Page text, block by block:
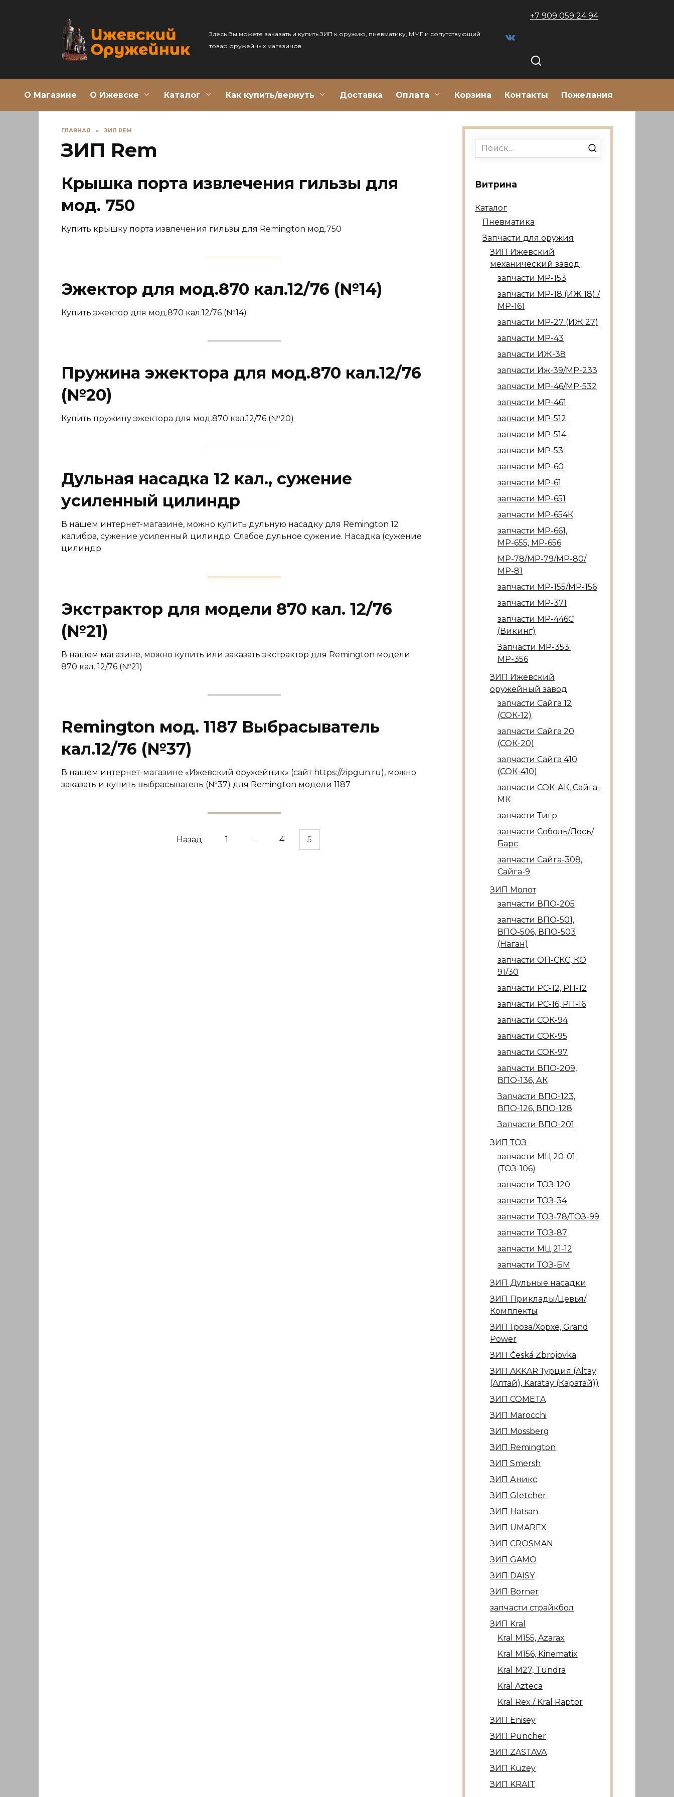
Здесь Вы можете заказать и купить ЗИП к оружию, пневматику, ММГ и сопутствующий
товар оружейных магазинов
+7 909 059 24 94
О Магазине О Ижевске Каталог Как купить/вернуть Доставка Оплата Корзина Контакты Пожелания
ГЛАВНАЯ » ЗИП REM
ЗИП Rem
Крышка порта извлечения гильзы для
мод. 750
Купить крышку порта извлечения гильзы для Remington мод.750
Эжектор для мод.870 кал.12/76 (№14)
Купить эжектор для мод.870 кал.12/76 (№14)
Пружина эжектора для мод.870 кал.12/76
(№20)
Купить пружину эжектора для мод.870 кал.12/76 (№20)
Дульная насадка 12 кал., сужение
усиленный цилиндр
В нашем интернет-магазине, можно купить дульную насадку для Remington 12
калибра, сужение усиленный цилиндр. Слабое дульное сужение. Насадка (сужение
цилиндр
Экстрактор для модели 870 кал. 12/76
(№21)
В нашем магазине, можно купить или заказать экстрактор для Remington модели
870 кал. 12/76 (№21)
Remington мод. 1187 Выбрасыватель
кал.12/76 (№37)
В нашем интернет-магазине «Ижевский оружейник» (сайт https://zipgun.ru), можно
заказать и купить выбрасыватель (№37) для Remington модели 1187
Назад 1 … 4 5
Search
for:
Витрина
Каталог
Пневматика
Запчасти для оружия
ЗИП Ижевский
механический завод
запчасти МР-153
запчасти МР-18 (ИЖ 18) /
МР-161
запчасти МР-27 (ИЖ 27)
запчасти МР-43
запчасти ИЖ-38
запчасти Иж-39/МР-233
запчасти МР-46/МР-532
запчасти МР-461
запчасти МР-512
запчасти МР-514
запчасти МР-53
запчасти МР-60
запчасти МР-61
запчасти МР-651
запчасти МР-654К
запчасти МР-661,
МР-655, МР-656
МР-78/МР-79/МР-80/
МР-81
запчасти МР-155/МР-156
запчасти МР-371
запчасти МР-446С
(Викинг)
Запчасти МР-353.
МР-356
ЗИП Ижевский
оружейный завод
запчасти Сайга 12
(СОК-12)
запчасти Сайга 20
(СОК-20)
запчасти Сайга 410
(СОК-410)
запчасти СОК-АК, Сайга-
МК
запчасти Тигр
запчасти Соболь/Лось/
Барс
запчасти Сайга-308,
Сайга-9
ЗИП Молот
запчасти ВПО-205
запчасти ВПО-501,
ВПО-506, ВПО-503
(Наган)
запчасти ОП-СКС, КО
91/30
запчасти РС-12, РП-12
запчасти РС-16, РП-16
запчасти СОК-94
запчасти СОК-95
запчасти СОК-97
запчасти ВПО-209,
ВПО-136, АК
Запчасти ВПО-123,
ВПО-126, ВПО-128
Запчасти ВПО-201
ЗИП ТОЗ
запчасти МЦ 20-01
(ТОЗ-106)
запчасти ТОЗ-120
запчасти ТОЗ-34
запчасти ТОЗ-78/ТОЗ-99
запчасти ТОЗ-87
запчасти МЦ 21-12
запчасти ТОЗ-БМ
ЗИП Дульные насадки
ЗИП Приклады/Цевья/
Комплекты
ЗИП Гроза/Хорхе, Grand
Power
ЗИП Česká Zbrojovka
ЗИП AKKAR Турция (Altay
(Алтай), Karatay (Каратай))
ЗИП COMETA
ЗИП Marocсhi
ЗИП Mossberg
ЗИП Remington
ЗИП Smersh
ЗИП Аникс
ЗИП Gletcher
ЗИП Hatsan
ЗИП UMAREX
ЗИП CROSMAN
ЗИП GAMO
ЗИП DAISY
ЗИП Borner
запчасти страйкбол
ЗИП Kral
Kral М155, Azarax
Kral М156, Kinematix
Kral М27, Tundra
Kral Azteca
Kral Rex / Kral Raptor
ЗИП Enisey
ЗИП Puncher
ЗИП ZASTAVA
ЗИП Kuzey
ЗИП KRAIT